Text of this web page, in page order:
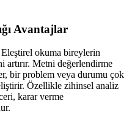
Avantajlar
Eleştirel okuma bireylerin
artırır. Metni değerlendirme
bir problem veya durumu çok
Özellikle zihinsel analiz
karar verme